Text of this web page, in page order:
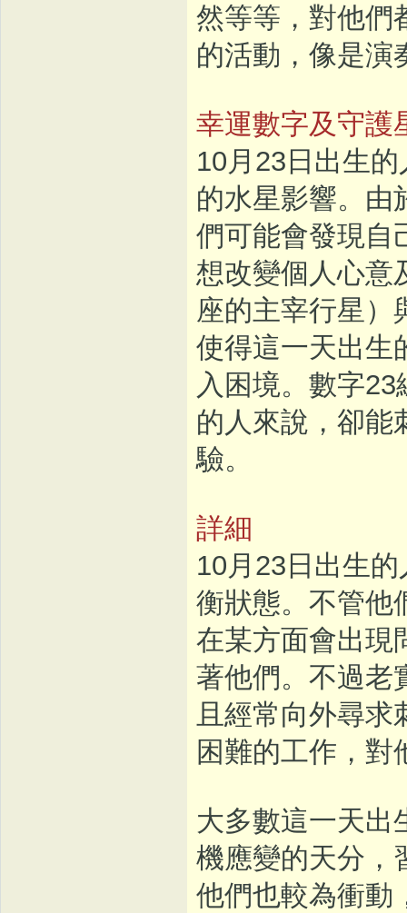
然等等，對他們
的活動，像是演
幸運數字及守護
10月23日出生
的水星影響。由
們可能會發現自
想改變個人心意
座的主宰行星）
使得這一天出生
入困境。數字
的人來說，卻能
驗。
詳細
10月23日出生
衡狀態。不管他
在某方面會出現
著他們。不過老
且經常向外尋
困難的工作，對
大多數這一天出
機應變的天分，
他們也較為衝動